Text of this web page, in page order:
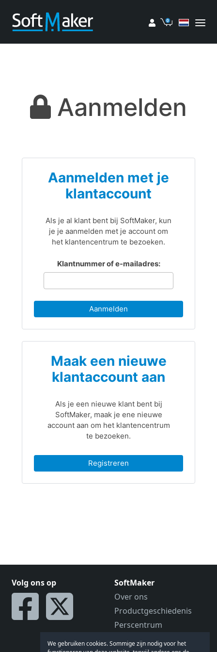
Mijn account
We gebruiken cookies. Sommige zijn nodig voor het
Volg ons op
SoftMaker
Over ons
Productgeschiedenis
Perscentrum
Vacatures